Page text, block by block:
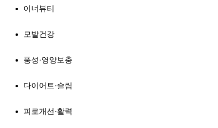
이너뷰티
모발건강
풍성·영양보충
다이어트·슬림
피로개선·활력